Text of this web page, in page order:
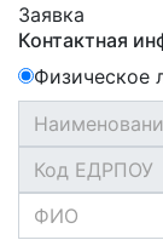
Заявка
Контактная
Физическое